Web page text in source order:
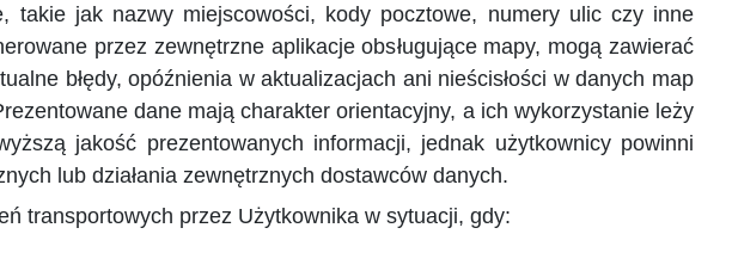
takie jak nazwy miejscowości, kody pocztowe, numery ulic czy inne
przez zewnętrzne aplikacje obsługujące mapy, mogą zawierać
błędy, opóźnienia w aktualizacjach ani nieścisłości w danych map
dane mają charakter orientacyjny, a ich wykorzystanie leży
jakość prezentowanych informacji, jednak użytkownicy powinni
lub działania zewnętrznych dostawców danych.
transportowych przez Użytkownika w sytuacji, gdy: